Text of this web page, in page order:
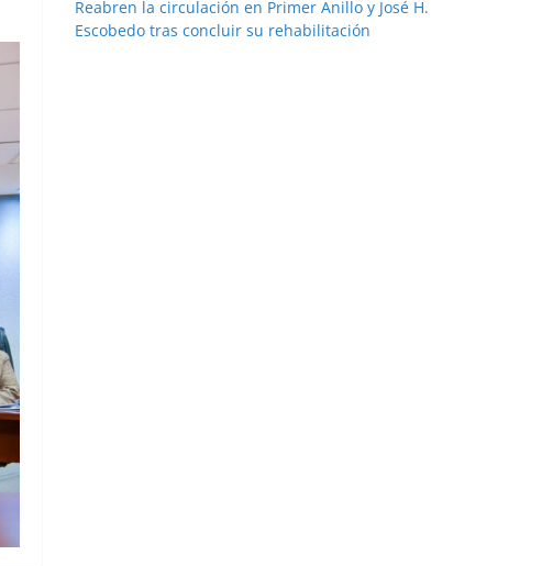
Reabren la circulación en Primer Anillo y José H.
Escobedo tras concluir su rehabilitación